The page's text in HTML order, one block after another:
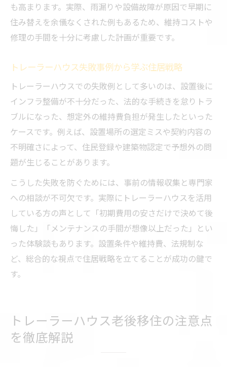
も高まります。実際、雨漏りや設備故障が原因で早期に
住み替えを余儀なくされた例もあるため、維持コストや
修理の手間を十分に考慮した計画が重要です。
トレーラーハウス失敗事例から学ぶ住居戦略
トレーラーハウスでの失敗例として多いのは、設置後に
インフラ整備が不十分だった、法的な手続きを怠りトラ
ブルになった、想定外の維持費負担が発生したといった
ケースです。例えば、設置場所の選定ミスや契約内容の
不明確さによって、住民登録や建築物認定で予想外の問
題が生じることがあります。
こうした失敗を防ぐためには、事前の情報収集と専門家
への相談が不可欠です。実際にトレーラーハウスを活用
している方の声として「初期費用の安さだけで決めて後
悔した」「メンテナンスの手間が想像以上だった」とい
った体験談もあります。設置条件や維持費、法規制な
ど、総合的な視点で住居戦略を立てることが成功の鍵で
す。
トレーラーハウス老後移住の注意点
を徹底解説